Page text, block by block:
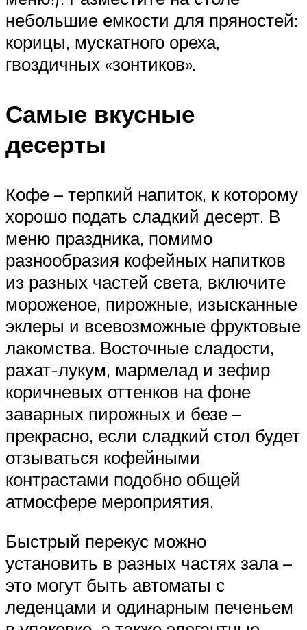
небольшие емкости для пряностей:
корицы, мускатного ореха,
гвоздичных «зонтиков».
Самые вкусные
десерты
Кофе – терпкий напиток, к которому
хорошо подать сладкий десерт. В
меню праздника, помимо
разнообразия кофейных напитков
из разных частей света, включите
мороженое, пирожные, изысканные
эклеры и всевозможные фруктовые
лакомства. Восточные сладости,
рахат-лукум, мармелад и зефир
коричневых оттенков на фоне
заварных пирожных и безе –
прекрасно, если сладкий стол будет
отзываться кофейными
контрастами подобно общей
атмосфере мероприятия.
Быстрый перекус можно
установить в разных частях зала –
это могут быть автоматы с
леденцами и одинарным печеньем